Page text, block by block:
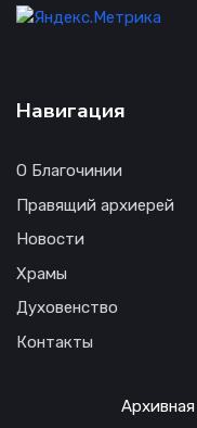
Навигация
О Благочинии
Правящий архиерей
Новости
Храмы
Духовенство
Контакты